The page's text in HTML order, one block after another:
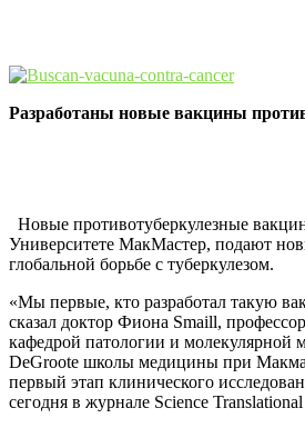
Разработаны новые вакцины
Новые противотуберкулезные
Университете МакМастер, подают
глобальной борьбе с туберкулезом.
«Мы первые, кто разработал такую
сказал доктор Фиона Smaill,
кафедрой патологии и молекулярной
DeGroote школы медицины при
первый этап клинического
сегодня в журнале Science